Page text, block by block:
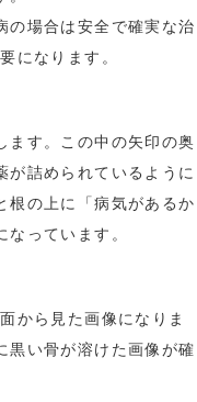
の場合は安全で確実な治
になります。
ます。この中の矢印の奥
が詰められているように
根の上に「病気があるか
っています。
から見た画像になりま
黒い骨が溶けた画像が確